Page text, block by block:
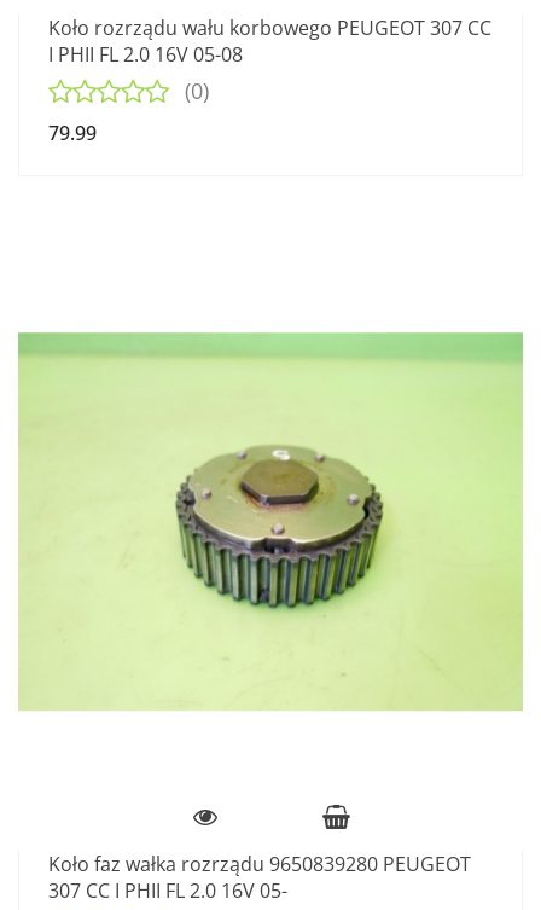
Koło rozrządu wału korbowego PEUGEOT 307 CC
I PHII FL 2.0 16V 05-08
(0)
79.99
Koło faz wałka rozrządu 9650839280 PEUGEOT
307 CC I PHII FL 2.0 16V 05-